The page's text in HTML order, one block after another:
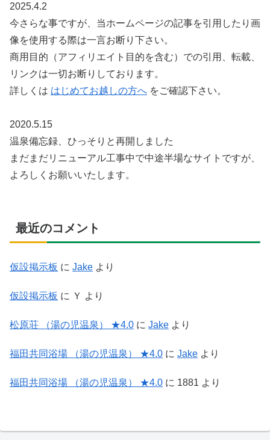
2025.4.2
今さらな事ですが、当ホームページの記事を引用したり画
像を使用する際は一言お断り下さい。
商用目的（アフィリエイト目的を含む）での引用、転載、
リンクは一切お断りしております。
詳しくは はじめてお越しの方へ をご確認下さい。
2020.5.15
温泉備忘録、ひっそりと再開しました
まだまだリニューアル工事中で中途半場なサイトですが、
よろしくお願いいたします。
最近のコメント
仮設掲示板 に Jake より
仮設掲示板 に Ｙ より
松原荘 （湯の児温泉） ★4.0 に Jake より
福田共同浴場 （湯の児温泉） ★4.0 に Jake より
福田共同浴場 （湯の児温泉） ★4.0 に 1881 より